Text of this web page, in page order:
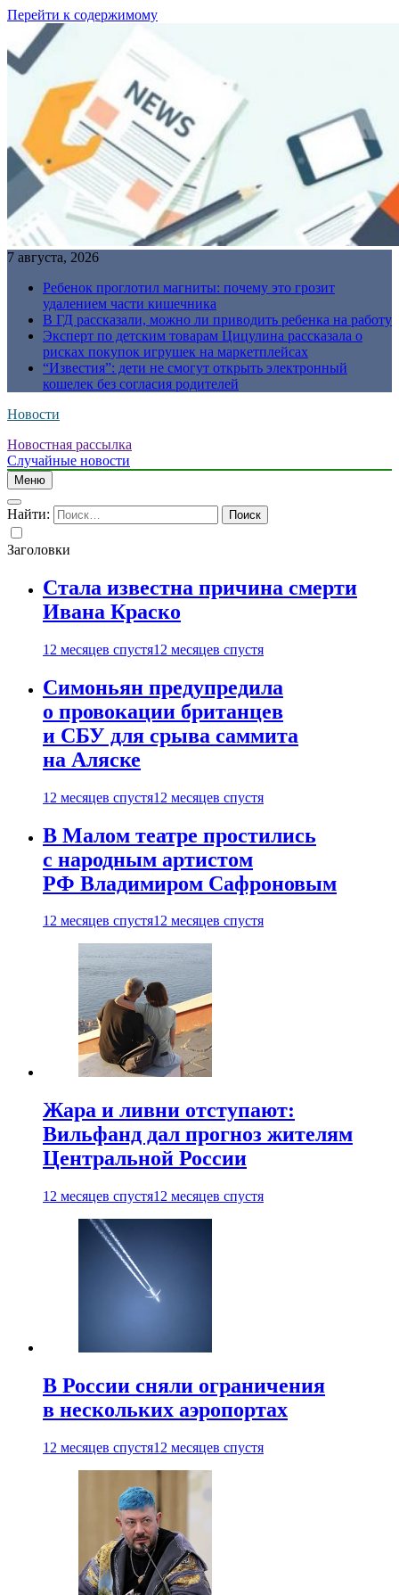
Перейти к содержимому
7 августа, 2026
Ребенок проглотил магниты: почему это грозит
удалением части кишечника
В ГД рассказали, можно ли приводить ребенка на работу
Эксперт по детским товарам Цицулина рассказала о
рисках покупок игрушек на маркетплейсах
“Известия”: дети не смогут открыть электронный
кошелек без согласия родителей
Новости
Новостная рассылка
Случайные новости
Меню
Найти:
Заголовки
Стала известна причина смерти
Ивана Краско
12 месяцев спустя12 месяцев спустя
Симоньян предупредила
о провокации британцев
и СБУ для срыва саммита
на Аляске
12 месяцев спустя12 месяцев спустя
В Малом театре простились
с народным артистом
РФ Владимиром Сафроновым
12 месяцев спустя12 месяцев спустя
Жара и ливни отступают:
Вильфанд дал прогноз жителям
Центральной России
12 месяцев спустя12 месяцев спустя
В России сняли ограничения
в нескольких аэропортах
12 месяцев спустя12 месяцев спустя